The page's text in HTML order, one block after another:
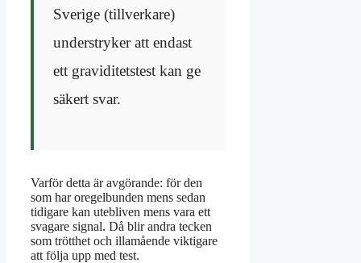
Sverige (tillverkare)
understryker att endast
ett graviditetstest kan ge
säkert svar.
Varför detta är avgörande: för den
som har oregelbunden mens sedan
tidigare kan utebliven mens vara ett
svagare signal. Då blir andra tecken
som trötthet och illamående viktigare
att följa upp med test.